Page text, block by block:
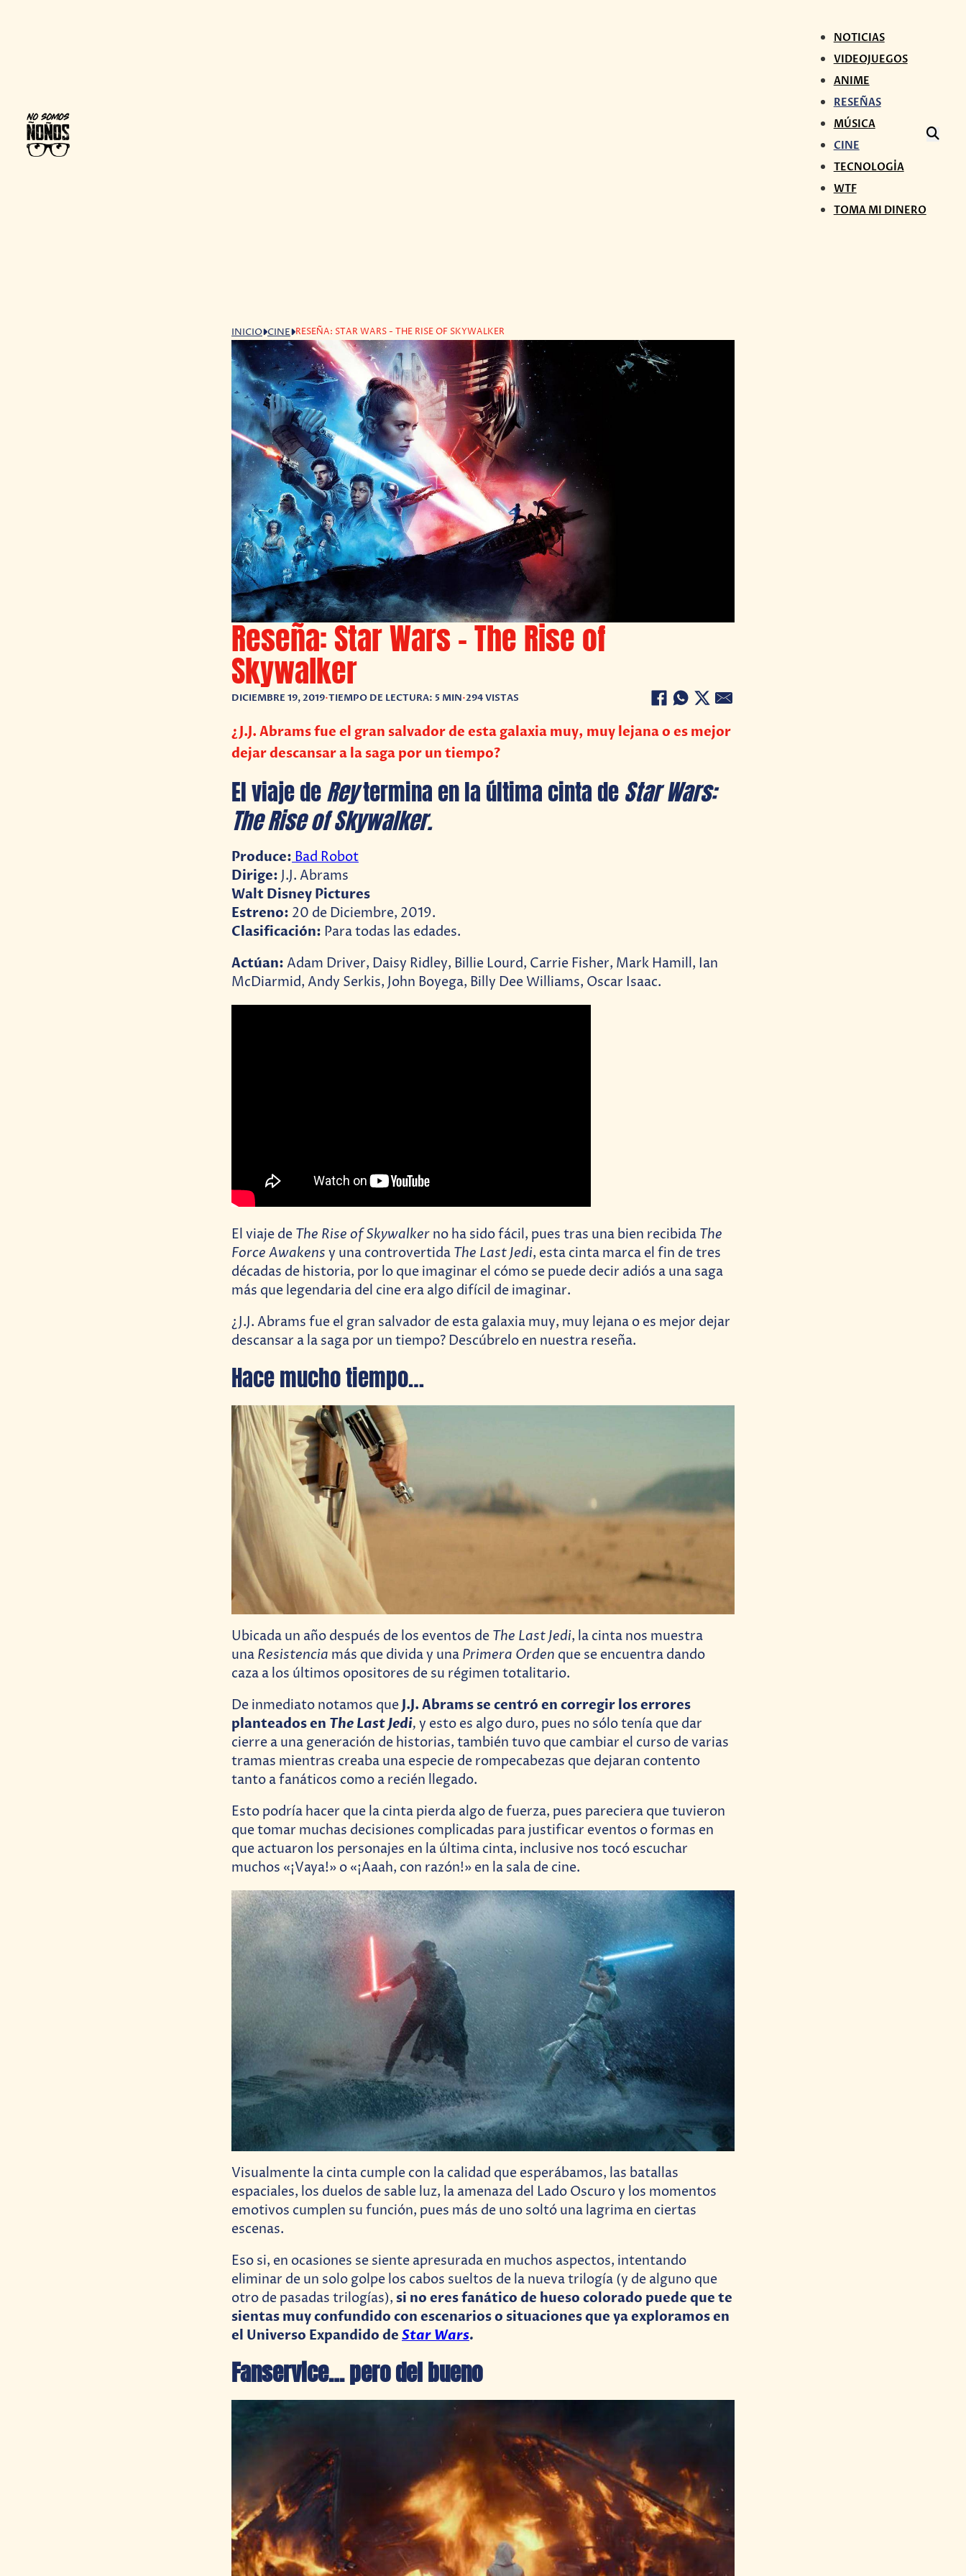
NOTICIAS
VIDEOJUEGOS
ANIME
RESEÑAS
MÚSICA
CINE
TECNOLOGÍA
WTF
TOMA MI DINERO
INICIO CINE RESEÑA: STAR WARS - THE RISE OF SKYWALKER
Reseña: Star Wars – The Rise of
Skywalker
DICIEMBRE 19, 2019•TIEMPO DE LECTURA: 5 MIN•294 VISTAS
¿J.J. Abrams fue el gran salvador de esta galaxia muy, muy lejana o es mejor
dejar descansar a la saga por un tiempo?
El viaje deReytermina en la última cinta deStar Wars:
The Rise of Skywalker.
Produce: Bad Robot
Dirige: J.J. Abrams
Walt Disney Pictures
Estreno: 20 de Diciembre, 2019.
Clasificación: Para todas las edades.
Actúan: Adam Driver, Daisy Ridley, Billie Lourd, Carrie Fisher, Mark Hamill, Ian
McDiarmid, Andy Serkis, John Boyega, Billy Dee Williams, Oscar Isaac.
El viaje de The Rise of Skywalker no ha sido fácil, pues tras una bien recibida The
Force Awakens y una controvertida The Last Jedi, esta cinta marca el fin de tres
décadas de historia, por lo que imaginar el cómo se puede decir adiós a una saga
más que legendaria del cine era algo difícil de imaginar.
¿J.J. Abrams fue el gran salvador de esta galaxia muy, muy lejana o es mejor dejar
descansar a la saga por un tiempo? Descúbrelo en nuestra reseña.
Hace mucho tiempo…
Ubicada un año después de los eventos de The Last Jedi, la cinta nos muestra
una Resistencia más que divida y una Primera Orden que se encuentra dando
caza a los últimos opositores de su régimen totalitario.
De inmediato notamos queJ.J. Abrams se centró en corregir los errores
planteados en The Last Jedi, y esto es algo duro, pues no sólo tenía que dar
cierre a una generación de historias, también tuvo que cambiar el curso de varias
tramas mientras creaba una especie de rompecabezas que dejaran contento
tanto a fanáticos como a recién llegado.
Esto podría hacer que la cinta pierda algo de fuerza, pues pareciera que tuvieron
que tomar muchas decisiones complicadas para justificar eventos o formas en
que actuaron los personajes en la última cinta, inclusive nos tocó escuchar
muchos «¡Vaya!» o «¡Aaah, con razón!» en la sala de cine.
Visualmente la cinta cumple con la calidad que esperábamos, las batallas
espaciales, los duelos de sable luz, la amenaza del Lado Oscuro y los momentos
emotivos cumplen su función, pues más de uno soltó una lagrima en ciertas
escenas.
Eso si, en ocasiones se siente apresurada en muchos aspectos, intentando
eliminar de un solo golpe los cabos sueltos de la nueva trilogía (y de alguno que
otro de pasadas trilogías), si no eres fanático de hueso colorado puede que te
sientas muy confundido con escenarios o situaciones que ya exploramos en
el Universo Expandido de Star Wars.
Fanservice… pero del bueno